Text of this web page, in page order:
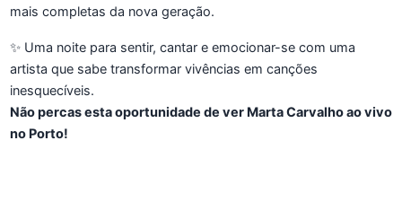
mais completas da nova geração.
✨ Uma noite para sentir, cantar e emocionar-se com uma
artista que sabe transformar vivências em canções
inesquecíveis.
Não percas esta oportunidade de ver Marta Carvalho ao vivo
no Porto!